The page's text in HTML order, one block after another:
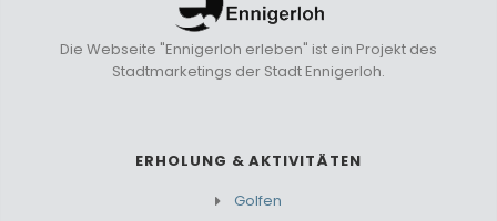
Die Webseite "Ennigerloh erleben" ist ein Projekt des
Stadtmarketings der Stadt Ennigerloh.
ERHOLUNG & AKTIVITÄTEN
Golfen